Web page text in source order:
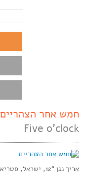
חמש אחר הצהריים
Five o’clock
אריך נגן “12, ישראל, סטריאו